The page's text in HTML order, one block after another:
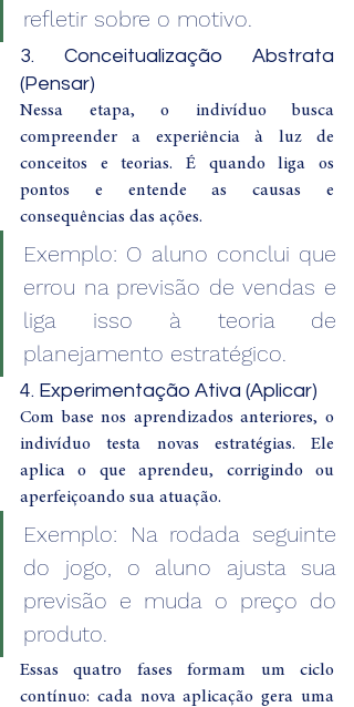
refletir sobre o motivo.
3. Conceitualização Abstrata
(Pensar)
Nessa etapa, o indivíduo busca
compreender a experiência à luz de
conceitos e teorias. É quando liga os
pontos e entende as causas e
consequências das ações.
Exemplo: O aluno conclui que
errou na previsão de vendas e
liga isso à teoria de
planejamento estratégico.
4. Experimentação Ativa (Aplicar)
Com base nos aprendizados anteriores, o
indivíduo testa novas estratégias. Ele
aplica o que aprendeu, corrigindo ou
aperfeiçoando sua atuação.
Exemplo: Na rodada seguinte
do jogo, o aluno ajusta sua
previsão e muda o preço do
produto.
Essas quatro fases formam um ciclo
contínuo: cada nova aplicação gera uma